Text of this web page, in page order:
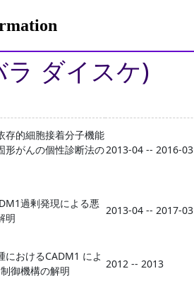
ダイスケ)
存的細胞接着分子機能
形がんの個性診断法の2013-04 -- 2016-03
過剰発現による悪
明
2013-04 -- 2017-03
におけるCADM1 によ
御機構の解明
2012 -- 2013